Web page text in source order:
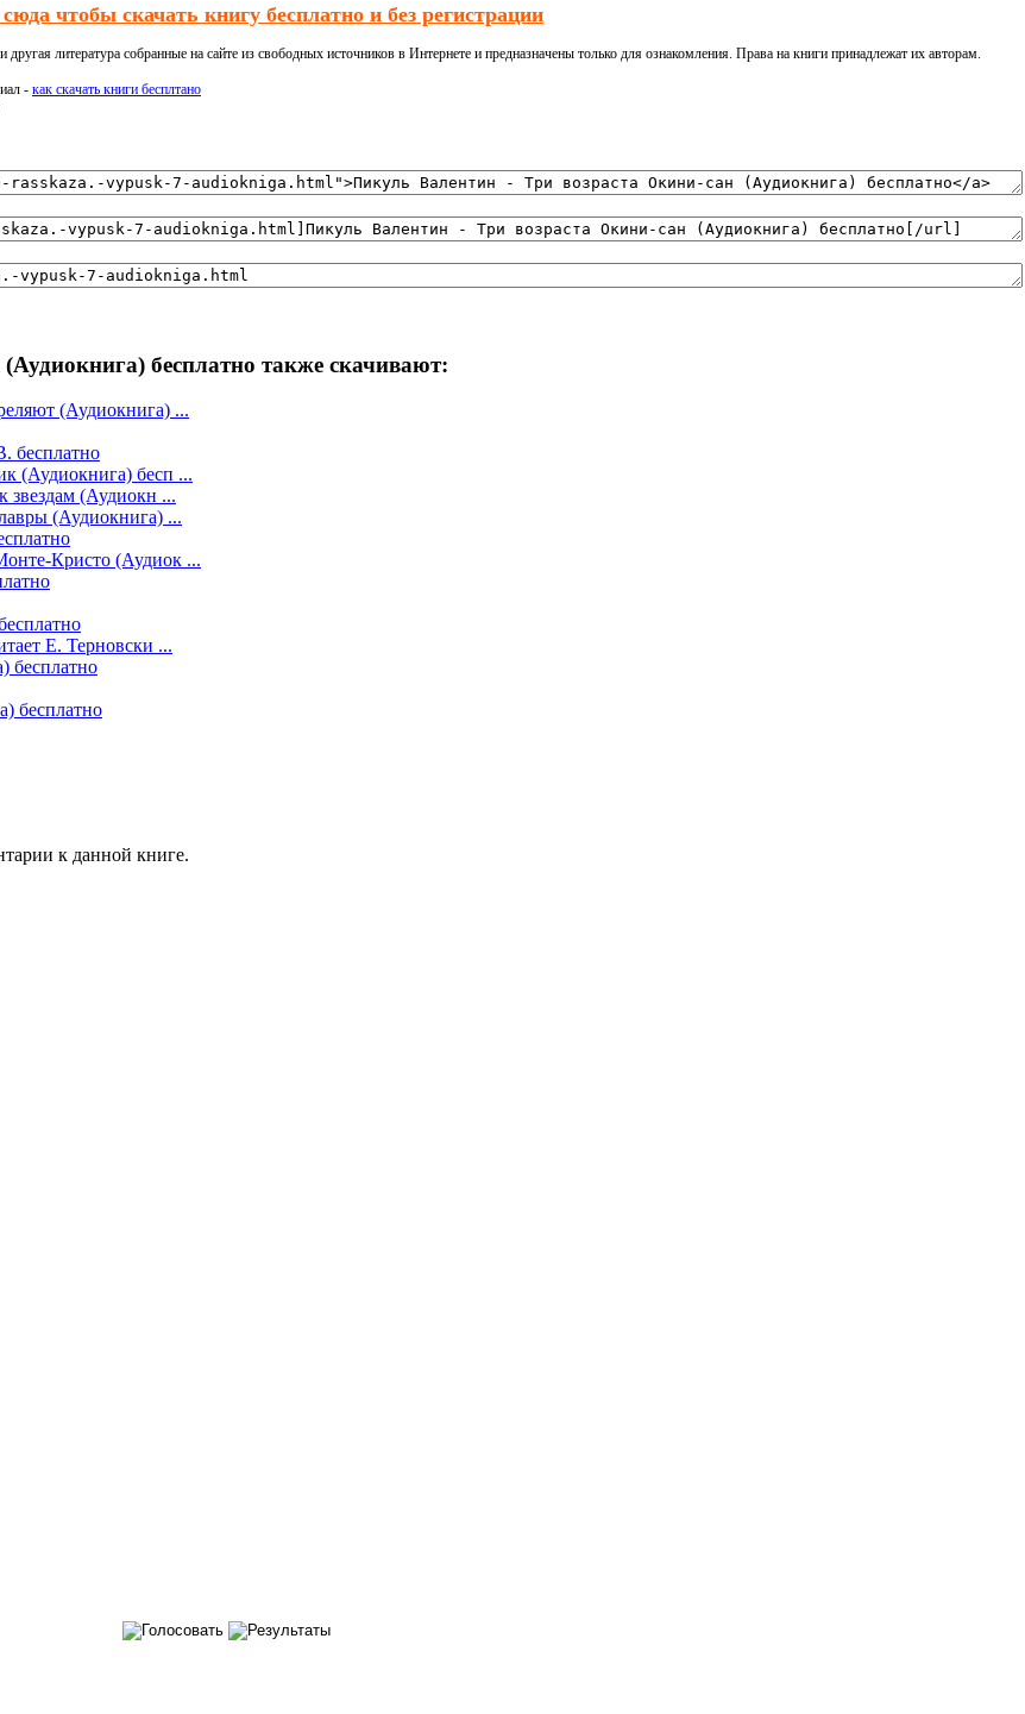
чтобы скачать книгу бесплатно и без регистрации
литература собранные на сайте из свободных источников в Интернете и предназначены только для ознакомления. Права на книги принадлежат их авторам.
- как скачать книги бесплтано
бесплатно также скачивают:
(Аудиокнига) ...
бесплатно
(Аудиокнига) бесп ...
звездам (Аудиокн ...
(Аудиокнига) ...
Кристо (Аудиок ...
Е. Терновски ...
бесплатно
бесплатно
к данной книге.